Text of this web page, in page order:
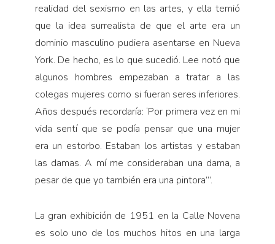
realidad del sexismo en las artes, y ella temió
que la idea surrealista de que el arte era un
dominio masculino pudiera asentarse en Nueva
York. De hecho, es lo que sucedió. Lee notó que
algunos hombres empezaban a tratar a las
colegas mujeres como si fueran seres inferiores.
Años después recordaría: ‘Por primera vez en mi
vida sentí que se podía pensar que una mujer
era un estorbo. Estaban los artistas y estaban
las damas. A mí me consideraban una dama, a
pesar de que yo también era una pintora’”.
La gran exhibición de 1951 en la Calle Novena
es solo uno de los muchos hitos en una larga